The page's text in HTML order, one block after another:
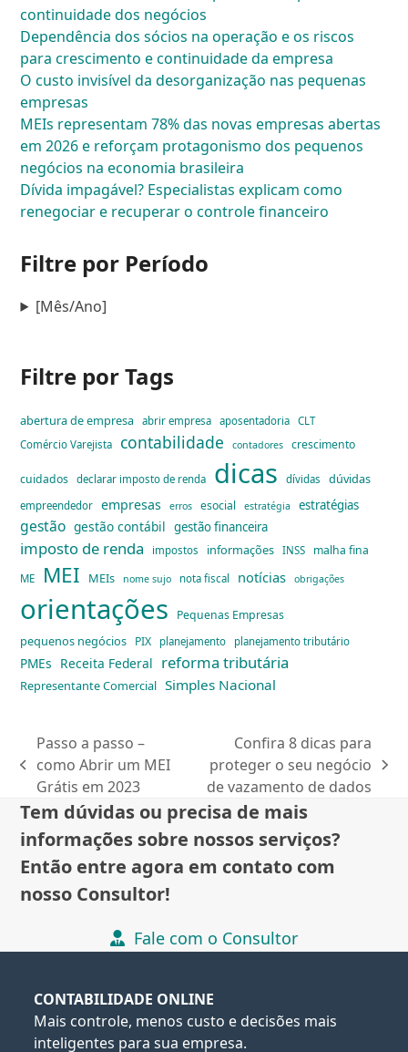
continuidade dos negócios
Dependência dos sócios na operação e os riscos
para crescimento e continuidade da empresa
O custo invisível da desorganização nas pequenas
empresas
MEIs representam 78% das novas empresas abertas
em 2026 e reforçam protagonismo dos pequenos
negócios na economia brasileira
Dívida impagável? Especialistas explicam como
renegociar e recuperar o controle financeiro
Filtre por Período
[Mês/Ano]
Filtre por Tags
abertura de empresa abrir empresa aposentadoria
CLT
Comércio Varejista
contabilidade contadores crescimento
cuidados declarar imposto de renda dicas dívidas dúvidas
empreendedor empresas erros esocial estratégia estratégias
gestão gestão contábil gestão financeira
imposto de renda impostos informações INSS malha fina
ME MEI MEIs nome sujo nota fiscal notícias obrigações
orientações Pequenas Empresas
pequenos negócios PIX planejamento planejamento tributário
PMEs Receita Federal reforma tributária
Representante Comercial Simples Nacional
previous
post:
Passo a passo –
como Abrir um MEI
Grátis em 2023
next
post:
Confira 8 dicas para
proteger o seu negócio
de vazamento de dados
Tem dúvidas ou precisa de mais
informações sobre nossos serviços?
Então entre agora em contato com
nosso Consultor!
Fale com o Consultor
CONTABILIDADE ONLINE
Mais controle, menos custo e decisões mais
inteligentes para sua empresa.